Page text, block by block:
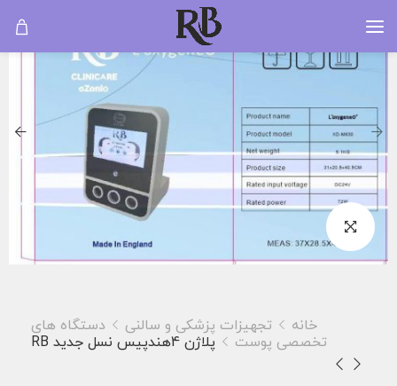
خانه تجهیزات پزشکی و سالنی
دستگاه های
تخصصی پوست
پلاژن 4هندپیس نسل جدید RB